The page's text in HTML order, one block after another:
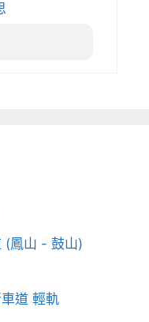
(鳳山 - 鼓山)
道 輕軌